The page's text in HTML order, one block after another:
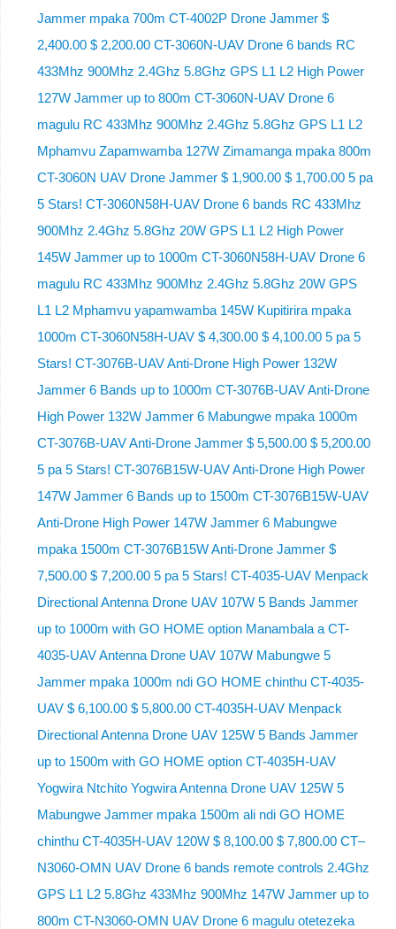
Jammer mpaka 700m CT-4002P Drone Jammer $
2,400.00 $ 2,200.00 CT-3060N-UAV Drone 6 bands RC
433Mhz 900Mhz 2.4Ghz 5.8Ghz GPS L1 L2 High Power
127W Jammer up to 800m CT-3060N-UAV Drone 6
magulu RC 433Mhz 900Mhz 2.4Ghz 5.8Ghz GPS L1 L2
Mphamvu Zapamwamba 127W Zimamanga mpaka 800m
CT-3060N UAV Drone Jammer $ 1,900.00 $ 1,700.00 5 pa
5 Stars! CT-3060N58H-UAV Drone 6 bands RC 433Mhz
900Mhz 2.4Ghz 5.8Ghz 20W GPS L1 L2 High Power
145W Jammer up to 1000m CT-3060N58H-UAV Drone 6
magulu RC 433Mhz 900Mhz 2.4Ghz 5.8Ghz 20W GPS
L1 L2 Mphamvu yapamwamba 145W Kupitirira mpaka
1000m CT-3060N58H-UAV $ 4,300.00 $ 4,100.00 5 pa 5
Stars! CT-3076B-UAV Anti-Drone High Power 132W
Jammer 6 Bands up to 1000m CT-3076B-UAV Anti-Drone
High Power 132W Jammer 6 Mabungwe mpaka 1000m
CT-3076B-UAV Anti-Drone Jammer $ 5,500.00 $ 5,200.00
5 pa 5 Stars! CT-3076B15W-UAV Anti-Drone High Power
147W Jammer 6 Bands up to 1500m CT-3076B15W-UAV
Anti-Drone High Power 147W Jammer 6 Mabungwe
mpaka 1500m CT-3076B15W Anti-Drone Jammer $
7,500.00 $ 7,200.00 5 pa 5 Stars! CT-4035-UAV Menpack
Directional Antenna Drone UAV 107W 5 Bands Jammer
up to 1000m with GO HOME option Manambala a CT-
4035-UAV Antenna Drone UAV 107W Mabungwe 5
Jammer mpaka 1000m ndi GO HOME chinthu CT-4035-
UAV $ 6,100.00 $ 5,800.00 CT-4035H-UAV Menpack
Directional Antenna Drone UAV 125W 5 Bands Jammer
up to 1500m with GO HOME option CT-4035H-UAV
Yogwira Ntchito Yogwira Antenna Drone UAV 125W 5
Mabungwe Jammer mpaka 1500m ali ndi GO HOME
chinthu CT-4035H-UAV 120W $ 8,100.00 $ 7,800.00 CT–
N3060-OMN UAV Drone 6 bands remote controls 2.4Ghz
GPS L1 L2 5.8Ghz 433Mhz 900Mhz 147W Jammer up to
800m CT-N3060-OMN UAV Drone 6 magulu otetezeka